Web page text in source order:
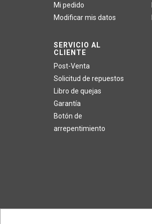
Mi pedido
Modificar mis datos
SERVICIO AL
CLIENTE
Post-Venta
Solicitud de repuestos
Libro de quejas
Garantía
Botón de
arrepentimiento